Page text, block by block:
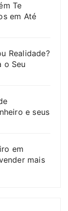
Te
em Até
Realidade?
o Seu
e seus
em
mais